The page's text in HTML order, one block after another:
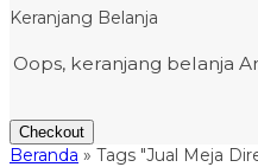
Keranjang Belanja
Oops, keranjang belanja
Checkout
Beranda » Tags "Jual Meja